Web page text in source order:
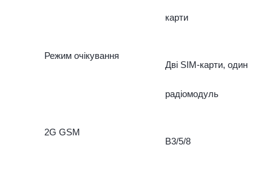
карти
Режим очікування
Дві SIM-карти, один
радіомодуль
2G GSM
B3/5/8